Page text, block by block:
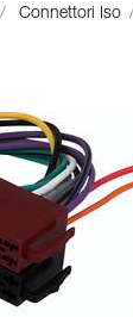
Connettori Iso